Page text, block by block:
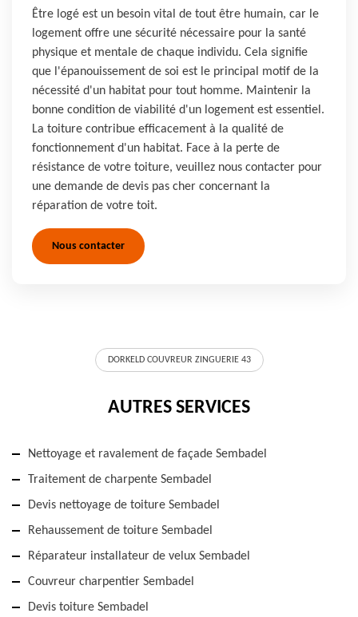
Être logé est un besoin vital de tout être humain, car le
logement offre une sécurité nécessaire pour la santé
physique et mentale de chaque individu. Cela signifie
que l'épanouissement de soi est le principal motif de la
nécessité d'un habitat pour tout homme. Maintenir la
bonne condition de viabilité d'un logement est essentiel.
La toiture contribue efficacement à la qualité de
fonctionnement d'un habitat. Face à la perte de
résistance de votre toiture, veuillez nous contacter pour
une demande de devis pas cher concernant la
réparation de votre toit.
Nous contacter
DORKELD COUVREUR ZINGUERIE 43
AUTRES SERVICES
Nettoyage et ravalement de façade Sembadel
Traitement de charpente Sembadel
Devis nettoyage de toiture Sembadel
Rehaussement de toiture Sembadel
Réparateur installateur de velux Sembadel
Couvreur charpentier Sembadel
Devis toiture Sembadel